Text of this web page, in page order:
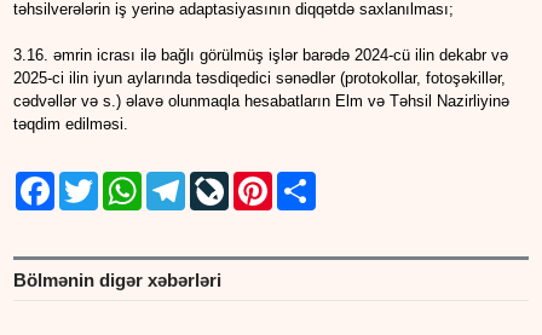
təhsilverələrin iş yerinə adaptasiyasının diqqətdə saxlanılması;
3.16. əmrin icrası ilə bağlı görülmüş işlər barədə 2024-cü ilin dekabr və
2025-ci ilin iyun aylarında təsdiqedici sənədlər (protokollar, fotoşəkillər,
cədvəllər və s.) əlavə olunmaqla hesabatların Elm və Təhsil Nazirliyinə
təqdim edilməsi.
FacebookTwitter WhatsAppTelegramLiveJournal
Pinterest
Bölmənin digər xəbərləri